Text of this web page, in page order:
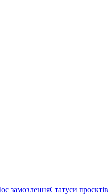
замовленняСтатуси проєктів